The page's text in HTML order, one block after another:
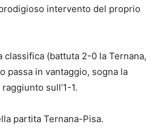
intervento del proprio
classifica (battuta 2-0 la Ternana,
passa in vantaggio, sogna la
sull’1-1.
partita Ternana-Pisa.